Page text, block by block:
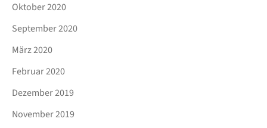
Oktober 2020
September 2020
März 2020
Februar 2020
Dezember 2019
November 2019